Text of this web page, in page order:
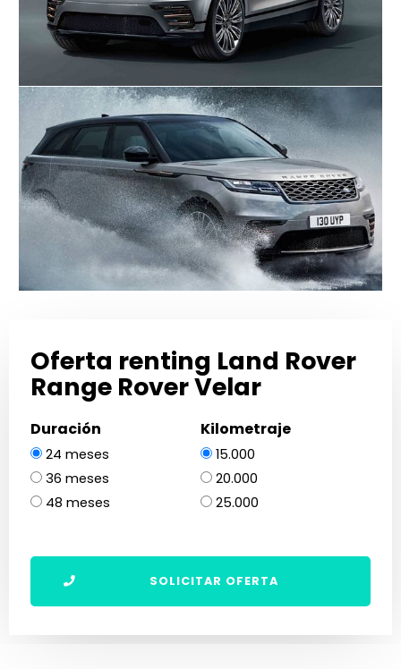
Oferta renting Land Rover
Range Rover Velar
Duración
24 meses
36 meses
48 meses
Kilometraje
15.000
20.000
25.000
SOLICITAR OFERTA